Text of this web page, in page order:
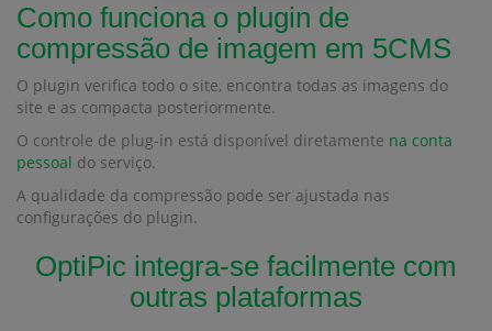
Como funciona o plugin de
compressão de imagem em 5CMS
O plugin verifica todo o site, encontra todas as imagens do
site e as compacta posteriormente.
O controle de plug-in está disponível diretamente na conta
pessoal do serviço.
A qualidade da compressão pode ser ajustada nas
configurações do plugin.
OptiPic integra-se facilmente com
outras plataformas